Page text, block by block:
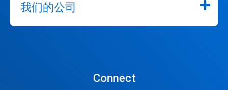
我们的公司
Connect